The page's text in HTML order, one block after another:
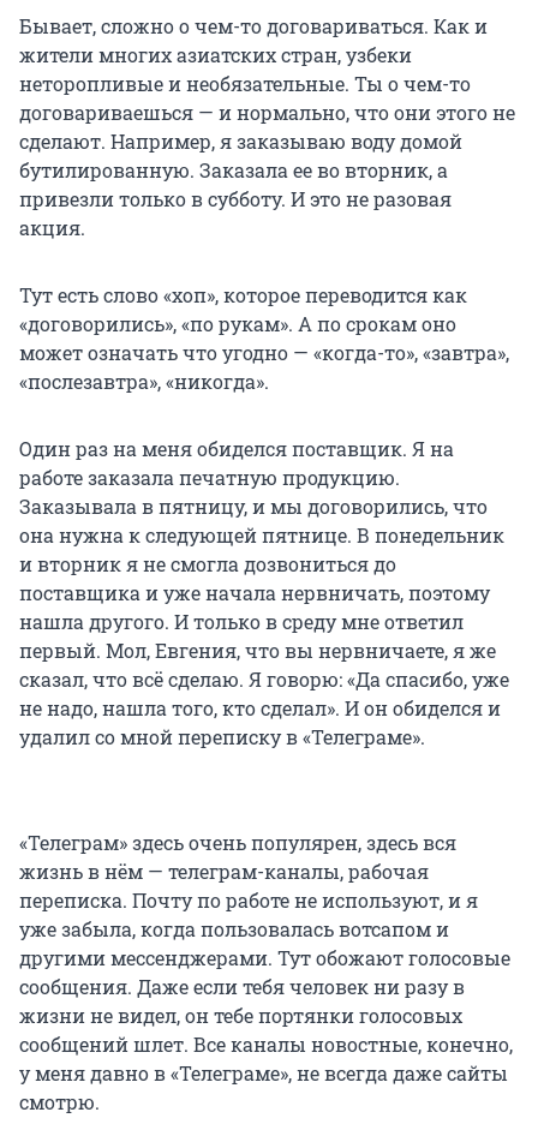
Бывает, сложно о чем-то договариваться. Как и
жители многих азиатских стран, узбеки
неторопливые и необязательные. Ты о чем-то
договариваешься — и нормально, что они этого не
сделают. Например, я заказываю воду домой
бутилированную. Заказала ее во вторник, а
привезли только в субботу. И это не разовая
акция.
Тут есть слово «хоп», которое переводится как
«договорились», «по рукам». А по срокам оно
может означать что угодно — «когда-то», «завтра»,
«послезавтра», «никогда».
Один раз на меня обиделся поставщик. Я на
работе заказала печатную продукцию.
Заказывала в пятницу, и мы договорились, что
она нужна к следующей пятнице. В понедельник
и вторник я не смогла дозвониться до
поставщика и уже начала нервничать, поэтому
нашла другого. И только в среду мне ответил
первый. Мол, Евгения, что вы нервничаете, я же
сказал, что всё сделаю. Я говорю: «Да спасибо, уже
не надо, нашла того, кто сделал». И он обиделся и
удалил со мной переписку в «Телеграме».
«Телеграм» здесь очень популярен, здесь вся
жизнь в нём — телеграм-каналы, рабочая
переписка. Почту по работе не используют, и я
уже забыла, когда пользовалась вотсапом и
другими мессенджерами. Тут обожают голосовые
сообщения. Даже если тебя человек ни разу в
жизни не видел, он тебе портянки голосовых
сообщений шлет. Все каналы новостные, конечно,
у меня давно в «Телеграме», не всегда даже сайты
смотрю.